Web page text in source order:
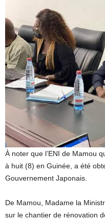
À noter que l’ENI de Mamou
à huit (8) en Guinée, a été
Gouvernement Japonais.
De Mamou, Madame la
sur le chantier de rénovation